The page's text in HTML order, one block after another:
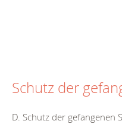
Schutz der
D. Schutz der gefangenen